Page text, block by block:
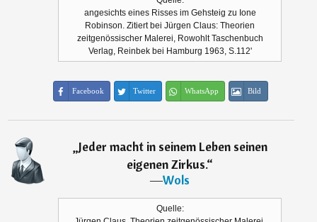
angesichts eines Risses im Gehsteig zu Ione
Robinson. Zitiert bei Jürgen Claus: Theorien
zeitgenössischer Malerei, Rowohlt Taschenbuch
Verlag, Reinbek bei Hamburg 1963, S.112'
Facebook Twitter WhatsApp Bild
„Jeder macht in seinem Leben seinen
eigenen Zirkus.“
―Wols
Quelle: